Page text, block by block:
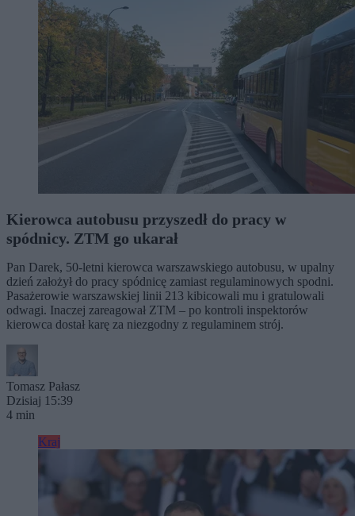
Kierowca autobusu przyszedł do pracy w
spódnicy. ZTM go ukarał
Pan Darek, 50-letni kierowca warszawskiego autobusu, w upalny
dzień założył do pracy spódnicę zamiast regulaminowych spodni.
Pasażerowie warszawskiej linii 213 kibicowali mu i gratulowali
odwagi. Inaczej zareagował ZTM – po kontroli inspektorów
kierowca dostał karę za niezgodny z regulaminem strój.
Tomasz Pałasz
Dzisiaj 15:39
4 min
Kraj